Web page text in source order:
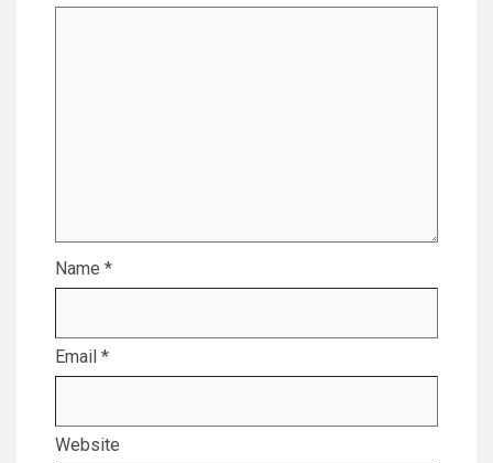
Name *
Email *
Website